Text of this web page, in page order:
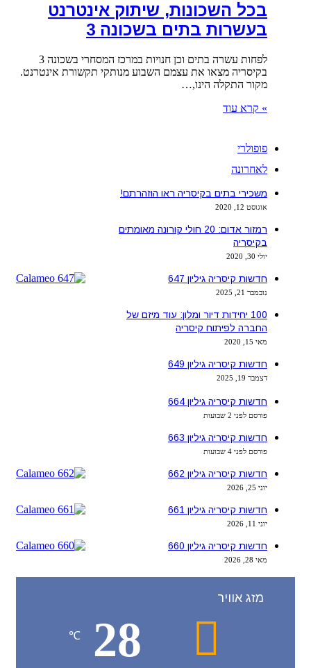
בכל השכונות, שיתוק אינטרנט
בעשרות בתים בשכונה 3
לפחות עשרה בתים וכן חנויות במרכז המסחרי בשכונה 3
בקיסריה מצאו את עצמם השבוע מנותקי תקשורת אינטרנט.
מקור התקלה הינו,…
» קרא עוד
פופולרי
לאחרונה
משכירי בתים בקיסריה ראו הוזהרתם!
אוגוסט 12, 2020
רמזור אדום: 20 חולי קורונה מאומתים
בקיסריה
יולי 30, 2020
חדשות קיסריה גיליון 647
נובמבר 21, 2025
100 יחידות דיור ומלון: עוד מיזם של
החברה לפיתוח קיסריה
מאי 15, 2020
חדשות קיסריה גיליון 649
דצמבר 19, 2025
חדשות קיסריה גיליון 664
פורסם לפני 2 שבועות
חדשות קיסריה גיליון 663
פורסם לפני 4 שבועות
חדשות קיסריה גיליון 662
יוני 25, 2026
חדשות קיסריה גיליון 661
יוני 11, 2026
חדשות קיסריה גיליון 660
מאי 28, 2026
מזג אוויר
28
℃